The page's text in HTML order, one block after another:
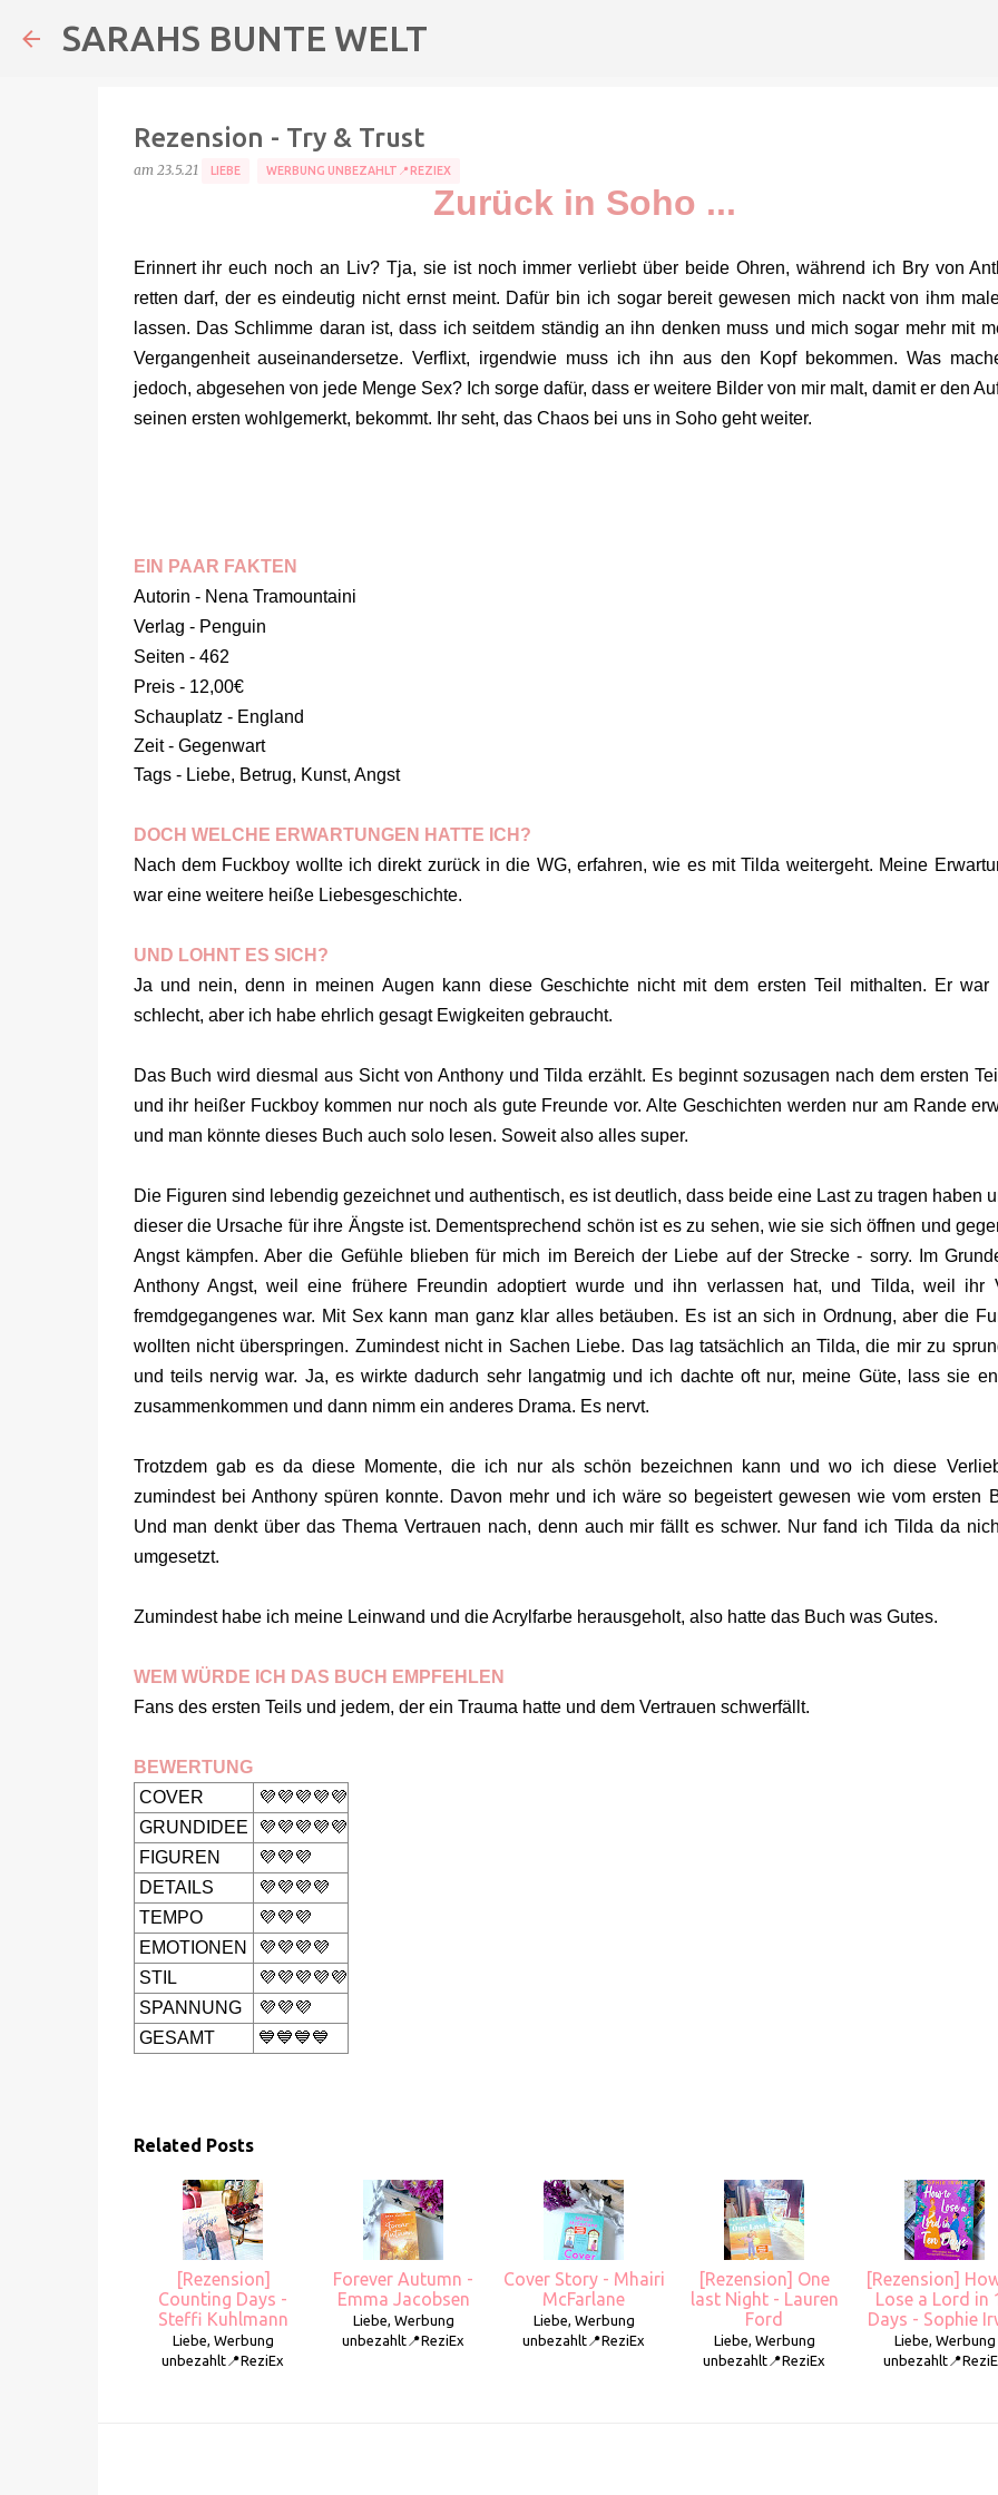
SARAHS BUNTE WELT
Rezension - Try & Trust
am 23.5.21 LIEBE WERBUNG UNBEZAHLT📍REZIEX
Zurück in Soho ...
Erinnert ihr euch noch an Liv? Tja, sie ist noch immer verliebt über beide Ohren, während ich Bry von
retten darf, der es eindeutig nicht ernst meint. Dafür bin ich sogar bereit gewesen mich nackt von ihm
lassen. Das Schlimme daran ist, dass ich seitdem ständig an ihn denken muss und mich sogar mehr mit
Vergangenheit auseinandersetze. Verflixt, irgendwie muss ich ihn aus den Kopf bekommen. Was
jedoch, abgesehen von jede Menge Sex? Ich sorge dafür, dass er weitere Bilder von mir malt, damit er den
seinen ersten wohlgemerkt, bekommt. Ihr seht, das Chaos bei uns in Soho geht weiter.
EIN PAAR FAKTEN
Autorin - Nena Tramountaini
Verlag - Penguin
Seiten - 462
Preis - 12,00€
Schauplatz - England
Zeit - Gegenwart
Tags - Liebe, Betrug, Kunst, Angst
DOCH WELCHE ERWARTUNGEN HATTE ICH?
Nach dem Fuckboy wollte ich direkt zurück in die WG, erfahren, wie es mit Tilda weitergeht. Meine
war eine weitere heiße Liebesgeschichte.
UND LOHNT ES SICH?
Ja und nein, denn in meinen Augen kann diese Geschichte nicht mit dem ersten Teil mithalten. Er war
schlecht, aber ich habe ehrlich gesagt Ewigkeiten gebraucht.
Das Buch wird diesmal aus Sicht von Anthony und Tilda erzählt. Es beginnt sozusagen nach dem ersten
und ihr heißer Fuckboy kommen nur noch als gute Freunde vor. Alte Geschichten werden nur am Rande
und man könnte dieses Buch auch solo lesen. Soweit also alles super.
Die Figuren sind lebendig gezeichnet und authentisch, es ist deutlich, dass beide eine Last zu tragen haben
dieser die Ursache für ihre Ängste ist. Dementsprechend schön ist es zu sehen, wie sie sich öffnen und
Angst kämpfen. Aber die Gefühle blieben für mich im Bereich der Liebe auf der Strecke - sorry. Im
Anthony Angst, weil eine frühere Freundin adoptiert wurde und ihn verlassen hat, und Tilda, weil ihr
fremdgegangenes war. Mit Sex kann man ganz klar alles betäuben. Es ist an sich in Ordnung, aber die
wollten nicht überspringen. Zumindest nicht in Sachen Liebe. Das lag tatsächlich an Tilda, die mir zu
und teils nervig war. Ja, es wirkte dadurch sehr langatmig und ich dachte oft nur, meine Güte, lass sie
zusammenkommen und dann nimm ein anderes Drama. Es nervt.
Trotzdem gab es da diese Momente, die ich nur als schön bezeichnen kann und wo ich diese
zumindest bei Anthony spüren konnte. Davon mehr und ich wäre so begeistert gewesen wie vom ersten
Und man denkt über das Thema Vertrauen nach, denn auch mir fällt es schwer. Nur fand ich Tilda da
umgesetzt.
Zumindest habe ich meine Leinwand und die Acrylfarbe herausgeholt, also hatte das Buch was Gutes.
WEM WÜRDE ICH DAS BUCH EMPFEHLEN
Fans des ersten Teils und jedem, der ein Trauma hatte und dem Vertrauen schwerfällt.
BEWERTUNG
COVER
💜💜💜💜💜
GRUNDIDEE
💜💜💜💜💜
FIGUREN
💜💜💜
DETAILS
💜💜💜💜
TEMPO
💜💜💜
EMOTIONEN
💜💜💜💜
STIL
💜💜💜💜💜
SPANNUNG
💜💜💜
GESAMT
💙💙💙💙
Related Posts
[Rezension]
Counting Days -
Steffi Kuhlmann
Liebe, Werbung
unbezahlt📍ReziEx
Forever Autumn -
Emma Jacobsen
Liebe, Werbung
unbezahlt📍ReziEx
Cover Story - Mhairi
McFarlane
Liebe, Werbung
unbezahlt📍ReziEx
[Rezension] One
last Night - Lauren
Ford
Liebe, Werbung
unbezahlt📍ReziEx
[Rezension]
Lose a Lord in
Days - Sophie
Liebe, Werbung